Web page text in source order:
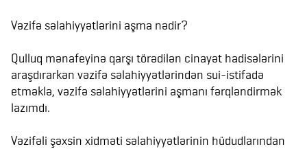
Vəzifə səlahiyyətlərini aşma nədir?
Qulluq mənafeyinə qarşı törədilən cinayət hadisələrini
araşdırarkən vəzifə səlahiyyətlərindən sui-istifadə
etməklə, vəzifə səlahiyyətlərini aşmanı fərqləndirmək
lazımdı.
Vəzifəli şəxsin xidməti səlahiyyətlərinin hüdudlarından